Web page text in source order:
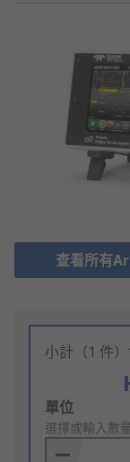
查看所有
小計（1 件
Add
to
Basket
單位
選擇或輸入數